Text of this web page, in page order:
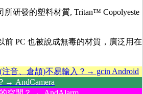
所研發的塑料材質, Tritan™ Copolyeste
前 PC 也被說成無毒的材質，廣泛用在
音、倉頡)不易輸入？→ gcin Android
→ AndCamera